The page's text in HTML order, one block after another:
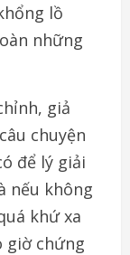
lồ
những
giả
chuyện
để lý giải
nếu không
khứ xa
giờ chứng